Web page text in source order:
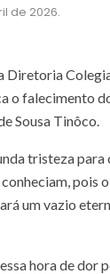
de 2026.
Diretoria
o falecimento
Sousa Tinôco.
tristeza para
pois
um vazio
hora de dor